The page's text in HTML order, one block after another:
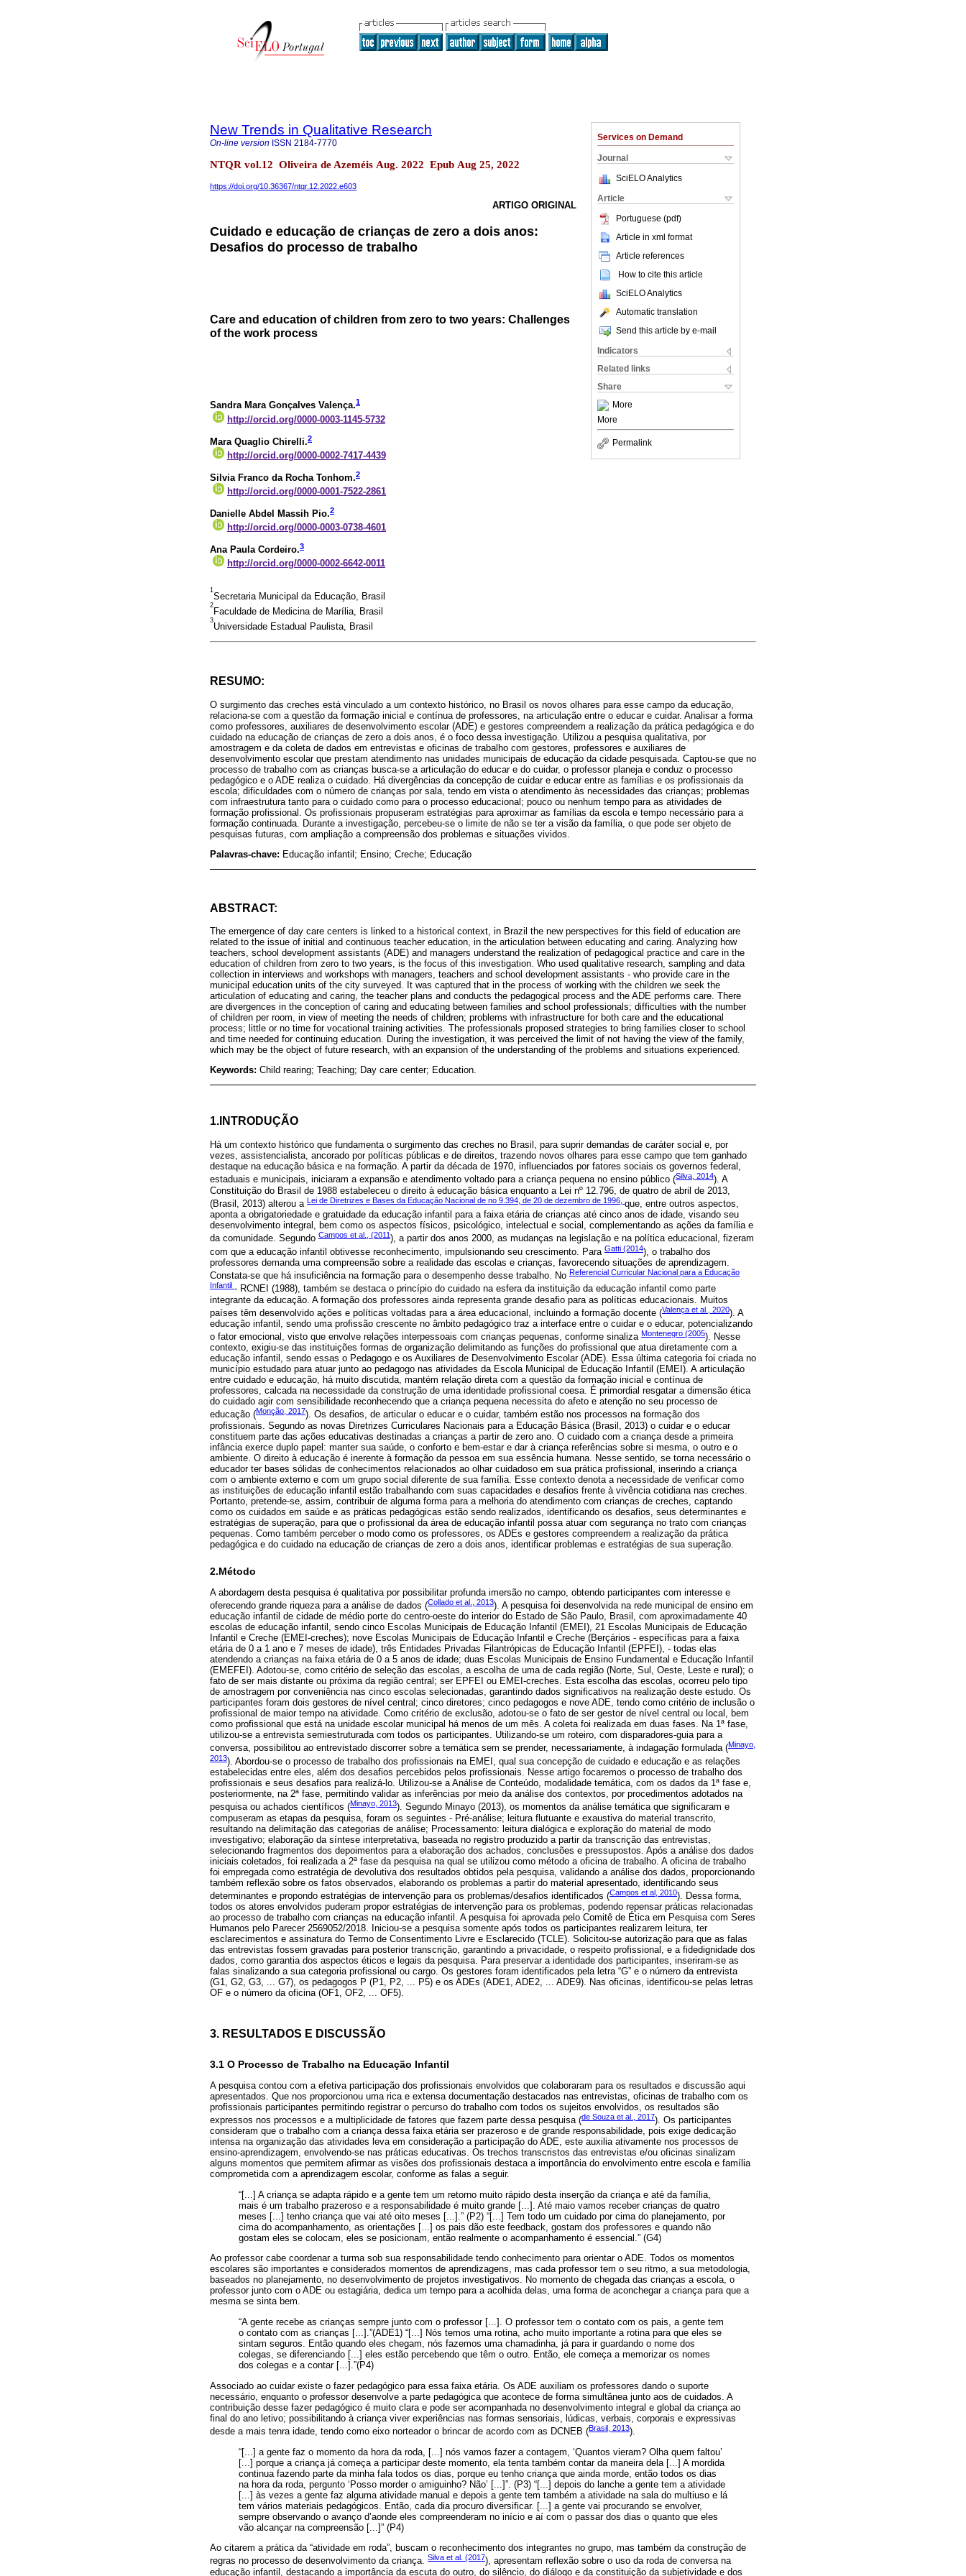
Services on Demand
Journal
SciELO Analytics
Article
Portuguese (pdf)
Article in xml format
Article references
How to cite this article
SciELO Analytics
Automatic translation
Send this article by e-mail
Indicators
Related links
Share
More
More
Permalink
New Trends in Qualitative Research
On-line version ISSN 2184-7770
NTQR vol.12 Oliveira de Azeméis Aug. 2022 Epub Aug 25, 2022
https://doi.org/10.36367/ntqr.12.2022.e603
ARTIGO ORIGINAL
Cuidado e educação de crianças de zero a dois anos:
Desafios do processo de trabalho
Care and education of children from zero to two years: Challenges
of the work process
Sandra Mara Gonçalves Valença.1
http://orcid.org/0000-0003-1145-5732
Mara Quaglio Chirelli.2
http://orcid.org/0000-0002-7417-4439
Silvia Franco da Rocha Tonhom.2
http://orcid.org/0000-0001-7522-2861
Danielle Abdel Massih Pio.2
http://orcid.org/0000-0003-0738-4601
Ana Paula Cordeiro.3
http://orcid.org/0000-0002-6642-0011
1
Secretaria Municipal da Educação, Brasil
2
Faculdade de Medicina de Marília, Brasil
3
Universidade Estadual Paulista, Brasil
RESUMO:
O surgimento das creches está vinculado a um contexto histórico, no Brasil os novos olhares para esse campo da educação,
relaciona-se com a questão da formação inicial e contínua de professores, na articulação entre o educar e cuidar. Analisar a forma
como professores, auxiliares de desenvolvimento escolar (ADE) e gestores compreendem a realização da prática pedagógica e do
cuidado na educação de crianças de zero a dois anos, é o foco dessa investigação. Utilizou a pesquisa qualitativa, por
amostragem e da coleta de dados em entrevistas e oficinas de trabalho com gestores, professores e auxiliares de
desenvolvimento escolar que prestam atendimento nas unidades municipais de educação da cidade pesquisada. Captou-se que no
processo de trabalho com as crianças busca-se a articulação do educar e do cuidar, o professor planeja e conduz o processo
pedagógico e o ADE realiza o cuidado. Há divergências da concepção de cuidar e educar entre as famílias e os profissionais da
escola; dificuldades com o número de crianças por sala, tendo em vista o atendimento às necessidades das crianças; problemas
com infraestrutura tanto para o cuidado como para o processo educacional; pouco ou nenhum tempo para as atividades de
formação profissional. Os profissionais propuseram estratégias para aproximar as famílias da escola e tempo necessário para a
formação continuada. Durante a investigação, percebeu-se o limite de não se ter a visão da família, o que pode ser objeto de
pesquisas futuras, com ampliação a compreensão dos problemas e situações vividos.
Palavras-chave: Educação infantil; Ensino; Creche; Educação
ABSTRACT:
The emergence of day care centers is linked to a historical context, in Brazil the new perspectives for this field of education are
related to the issue of initial and continuous teacher education, in the articulation between educating and caring. Analyzing how
teachers, school development assistants (ADE) and managers understand the realization of pedagogical practice and care in the
education of children from zero to two years, is the focus of this investigation. Who used qualitative research, sampling and data
collection in interviews and workshops with managers, teachers and school development assistants - who provide care in the
municipal education units of the city surveyed. It was captured that in the process of working with the children we seek the
articulation of educating and caring, the teacher plans and conducts the pedagogical process and the ADE performs care. There
are divergences in the conception of caring and educating between families and school professionals; difficulties with the number
of children per room, in view of meeting the needs of children; problems with infrastructure for both care and the educational
process; little or no time for vocational training activities. The professionals proposed strategies to bring families closer to school
and time needed for continuing education. During the investigation, it was perceived the limit of not having the view of the family,
which may be the object of future research, with an expansion of the understanding of the problems and situations experienced.
Keywords: Child rearing; Teaching; Day care center; Education.
1.INTRODUÇÃO
Há um contexto histórico que fundamenta o surgimento das creches no Brasil, para suprir demandas de caráter social e, por
vezes, assistencialista, ancorado por políticas públicas e de direitos, trazendo novos olhares para esse campo que tem ganhado
destaque na educação básica e na formação. A partir da década de 1970, influenciados por fatores sociais os governos federal,
estaduais e municipais, iniciaram a expansão e atendimento voltado para a criança pequena no ensino público (Silva, 2014). A
Constituição do Brasil de 1988 estabeleceu o direito à educação básica enquanto a Lei nº 12.796, de quatro de abril de 2013,
(Brasil, 2013) alterou a Lei de Diretrizes e Bases da Educação Nacional de no 9.394, de 20 de dezembro de 1996, que, entre outros aspectos,
aponta a obrigatoriedade e gratuidade da educação infantil para a faixa etária de crianças até cinco anos de idade, visando seu
desenvolvimento integral, bem como os aspectos físicos, psicológico, intelectual e social, complementando as ações da família e
da comunidade. Segundo Campos et al., (2011), a partir dos anos 2000, as mudanças na legislação e na política educacional, fizeram
com que a educação infantil obtivesse reconhecimento, impulsionando seu crescimento. Para Gatti (2014), o trabalho dos
professores demanda uma compreensão sobre a realidade das escolas e crianças, favorecendo situações de aprendizagem.
Constata-se que há insuficiência na formação para o desempenho desse trabalho. No Referencial Curricular Nacional para a Educação
Infantil - RCNEI (1988), também se destaca o princípio do cuidado na esfera da instituição da educação infantil como parte
integrante da educação. A formação dos professores ainda representa grande desafio para as políticas educacionais. Muitos
países têm desenvolvido ações e políticas voltadas para a área educacional, incluindo a formação docente (Valença et al., 2020). A
educação infantil, sendo uma profissão crescente no âmbito pedagógico traz a interface entre o cuidar e o educar, potencializando
o fator emocional, visto que envolve relações interpessoais com crianças pequenas, conforme sinaliza Montenegro (2005). Nesse
contexto, exigiu-se das instituições formas de organização delimitando as funções do profissional que atua diretamente com a
educação infantil, sendo essas o Pedagogo e os Auxiliares de Desenvolvimento Escolar (ADE). Essa última categoria foi criada no
município estudado para atuar junto ao pedagogo nas atividades da Escola Municipal de Educação Infantil (EMEI). A articulação
entre cuidado e educação, há muito discutida, mantém relação direta com a questão da formação inicial e contínua de
professores, calcada na necessidade da construção de uma identidade profissional coesa. É primordial resgatar a dimensão ética
do cuidado agir com sensibilidade reconhecendo que a criança pequena necessita do afeto e atenção no seu processo de
educação (Monção, 2017). Os desafios, de articular o educar e o cuidar, também estão nos processos na formação dos
profissionais. Segundo as novas Diretrizes Curriculares Nacionais para a Educação Básica (Brasil, 2013) o cuidar e o educar
constituem parte das ações educativas destinadas a crianças a partir de zero ano. O cuidado com a criança desde a primeira
infância exerce duplo papel: manter sua saúde, o conforto e bem-estar e dar à criança referências sobre si mesma, o outro e o
ambiente. O direito à educação é inerente à formação da pessoa em sua essência humana. Nesse sentido, se torna necessário o
educador ter bases sólidas de conhecimentos relacionados ao olhar cuidadoso em sua prática profissional, inserindo a criança
com o ambiente externo e com um grupo social diferente de sua família. Esse contexto denota a necessidade de verificar como
as instituições de educação infantil estão trabalhando com suas capacidades e desafios frente à vivência cotidiana nas creches.
Portanto, pretende-se, assim, contribuir de alguma forma para a melhoria do atendimento com crianças de creches, captando
como os cuidados em saúde e as práticas pedagógicas estão sendo realizados, identificando os desafios, seus determinantes e
estratégias de superação, para que o profissional da área de educação infantil possa atuar com segurança no trato com crianças
pequenas. Como também perceber o modo como os professores, os ADEs e gestores compreendem a realização da prática
pedagógica e do cuidado na educação de crianças de zero a dois anos, identificar problemas e estratégias de sua superação.
2.Método
A abordagem desta pesquisa é qualitativa por possibilitar profunda imersão no campo, obtendo participantes com interesse e
oferecendo grande riqueza para a análise de dados (Collado et al., 2013). A pesquisa foi desenvolvida na rede municipal de ensino em
educação infantil de cidade de médio porte do centro-oeste do interior do Estado de São Paulo, Brasil, com aproximadamente 40
escolas de educação infantil, sendo cinco Escolas Municipais de Educação Infantil (EMEI), 21 Escolas Municipais de Educação
Infantil e Creche (EMEI-creches); nove Escolas Municipais de Educação Infantil e Creche (Berçários - específicas para a faixa
etária de 0 a 1 ano e 7 meses de idade), três Entidades Privadas Filantrópicas de Educação Infantil (EPFEI), - todas elas
atendendo a crianças na faixa etária de 0 a 5 anos de idade; duas Escolas Municipais de Ensino Fundamental e Educação Infantil
(EMEFEI). Adotou-se, como critério de seleção das escolas, a escolha de uma de cada região (Norte, Sul, Oeste, Leste e rural); o
fato de ser mais distante ou próxima da região central; ser EPFEI ou EMEI-creches. Esta escolha das escolas, ocorreu pelo tipo
de amostragem por conveniência nas cinco escolas selecionadas, garantindo dados significativos na realização deste estudo. Os
participantes foram dois gestores de nível central; cinco diretores; cinco pedagogos e nove ADE, tendo como critério de inclusão o
profissional de maior tempo na atividade. Como critério de exclusão, adotou-se o fato de ser gestor de nível central ou local, bem
como profissional que está na unidade escolar municipal há menos de um mês. A coleta foi realizada em duas fases. Na 1ª fase,
utilizou-se a entrevista semiestruturada com todos os participantes. Utilizando-se um roteiro, com disparadores-guia para a
conversa, possibilitou ao entrevistado discorrer sobre a temática sem se prender, necessariamente, à indagação formulada (Minayo,
2013). Abordou-se o processo de trabalho dos profissionais na EMEI, qual sua concepção de cuidado e educação e as relações
estabelecidas entre eles, além dos desafios percebidos pelos profissionais. Nesse artigo focaremos o processo de trabalho dos
profissionais e seus desafios para realizá-lo. Utilizou-se a Análise de Conteúdo, modalidade temática, com os dados da 1ª fase e,
posteriormente, na 2ª fase, permitindo validar as inferências por meio da análise dos contextos, por procedimentos adotados na
pesquisa ou achados científicos (Minayo, 2013). Segundo Minayo (2013), os momentos da análise temática que significaram e
compuseram as etapas da pesquisa, foram os seguintes - Pré-análise; leitura flutuante e exaustiva do material transcrito,
resultando na delimitação das categorias de análise; Processamento: leitura dialógica e exploração do material de modo
investigativo; elaboração da síntese interpretativa, baseada no registro produzido a partir da transcrição das entrevistas,
selecionando fragmentos dos depoimentos para a elaboração dos achados, conclusões e pressupostos. Após a análise dos dados
iniciais coletados, foi realizada a 2ª fase da pesquisa na qual se utilizou como método a oficina de trabalho. A oficina de trabalho
foi empregada como estratégia de devolutiva dos resultados obtidos pela pesquisa, validando a análise dos dados, proporcionando
também reflexão sobre os fatos observados, elaborando os problemas a partir do material apresentado, identificando seus
determinantes e propondo estratégias de intervenção para os problemas/desafios identificados (Campos et al, 2010). Dessa forma,
todos os atores envolvidos puderam propor estratégias de intervenção para os problemas, podendo repensar práticas relacionadas
ao processo de trabalho com crianças na educação infantil. A pesquisa foi aprovada pelo Comitê de Ética em Pesquisa com Seres
Humanos pelo Parecer 2569052/2018. Iniciou-se a pesquisa somente após todos os participantes realizarem leitura, ter
esclarecimentos e assinatura do Termo de Consentimento Livre e Esclarecido (TCLE). Solicitou-se autorização para que as falas
das entrevistas fossem gravadas para posterior transcrição, garantindo a privacidade, o respeito profissional, e a fidedignidade dos
dados, como garantia dos aspectos éticos e legais da pesquisa. Para preservar a identidade dos participantes, inseriram-se as
falas sinalizando a sua categoria profissional ou cargo. Os gestores foram identificados pela letra “G” e o número da entrevista
(G1, G2, G3, ... G7), os pedagogos P (P1, P2, ... P5) e os ADEs (ADE1, ADE2, ... ADE9). Nas oficinas, identificou-se pelas letras
OF e o número da oficina (OF1, OF2, ... OF5).
3. RESULTADOS E DISCUSSÃO
3.1 O Processo de Trabalho na Educação Infantil
A pesquisa contou com a efetiva participação dos profissionais envolvidos que colaboraram para os resultados e discussão aqui
apresentados. Que nos proporcionou uma rica e extensa documentação destacados nas entrevistas, oficinas de trabalho com os
profissionais participantes permitindo registrar o percurso do trabalho com todos os sujeitos envolvidos, os resultados são
expressos nos processos e a multiplicidade de fatores que fazem parte dessa pesquisa (de Souza et al., 2017). Os participantes
consideram que o trabalho com a criança dessa faixa etária ser prazeroso e de grande responsabilidade, pois exige dedicação
intensa na organização das atividades leva em consideração a participação do ADE, este auxilia ativamente nos processos de
ensino-aprendizagem, envolvendo-se nas práticas educativas. Os trechos transcristos das entrevistas e/ou oficinas sinalizam
alguns momentos que permitem afirmar as visões dos profissionais destaca a importância do envolvimento entre escola e família
comprometida com a aprendizagem escolar, conforme as falas a seguir.
“[...] A criança se adapta rápido e a gente tem um retorno muito rápido desta inserção da criança e até da família,
mais é um trabalho prazeroso e a responsabilidade é muito grande [...]. Até maio vamos receber crianças de quatro
meses [...] tenho criança que vai até oito meses [...].” (P2) “[...] Tem todo um cuidado por cima do planejamento, por
cima do acompanhamento, as orientações [...] os pais dão este feedback, gostam dos professores e quando não
gostam eles se colocam, eles se posicionam, então realmente o acompanhamento é essencial.” (G4)
Ao professor cabe coordenar a turma sob sua responsabilidade tendo conhecimento para orientar o ADE. Todos os momentos
escolares são importantes e considerados momentos de aprendizagens, mas cada professor tem o seu ritmo, a sua metodologia,
baseados no planejamento, no desenvolvimento de projetos investigativos. No momento de chegada das crianças a escola, o
professor junto com o ADE ou estagiária, dedica um tempo para a acolhida delas, uma forma de aconchegar a criança para que a
mesma se sinta bem.
“A gente recebe as crianças sempre junto com o professor [...]. O professor tem o contato com os pais, a gente tem
o contato com as crianças [...].”(ADE1) “[...] Nós temos uma rotina, acho muito importante a rotina para que eles se
sintam seguros. Então quando eles chegam, nós fazemos uma chamadinha, já para ir guardando o nome dos
colegas, se diferenciando [...] eles estão percebendo que têm o outro. Então, ele começa a memorizar os nomes
dos colegas e a contar [...].”(P4)
Associado ao cuidar existe o fazer pedagógico para essa faixa etária. Os ADE auxiliam os professores dando o suporte
necessário, enquanto o professor desenvolve a parte pedagógica que acontece de forma simultânea junto aos de cuidados. A
contribuição desse fazer pedagógico é muito clara e pode ser acompanhada no desenvolvimento integral e global da criança ao
final do ano letivo; possibilitando à criança viver experiências nas formas sensoriais, lúdicas, verbais, corporais e expressivas
desde a mais tenra idade, tendo como eixo norteador o brincar de acordo com as DCNEB (Brasil, 2013).
“[...] a gente faz o momento da hora da roda, [...] nós vamos fazer a contagem, ‘Quantos vieram? Olha quem faltou’
[...] porque a criança já começa a participar deste momento, ela tenta também contar da maneira dela [...] A mordida
continua fazendo parte da minha fala todos os dias, porque eu tenho criança que ainda morde, então todos os dias
na hora da roda, pergunto ‘Posso morder o amiguinho? Não’ [...]”. (P3) “[...] depois do lanche a gente tem a atividade
[...] às vezes a gente faz alguma atividade manual e depois a gente tem também a atividade na sala do multiuso e lá
tem vários materiais pedagógicos. Então, cada dia procuro diversificar. [...] a gente vai procurando se envolver,
sempre observando o avanço d’aonde eles compreenderam no início e aí com o passar dos dias o quanto que eles
vão alcançar na compreensão [...]” (P4)
Ao citarem a prática da “atividade em roda”, buscam o reconhecimento dos integrantes no grupo, mas também da construção de
regras no processo de desenvolvimento da criança. Silva et al. (2017), apresentam reflexão sobre o uso da roda de conversa na
educação infantil, destacando a importância da escuta do outro, do silêncio, do diálogo e da constituição da subjetividade e dos